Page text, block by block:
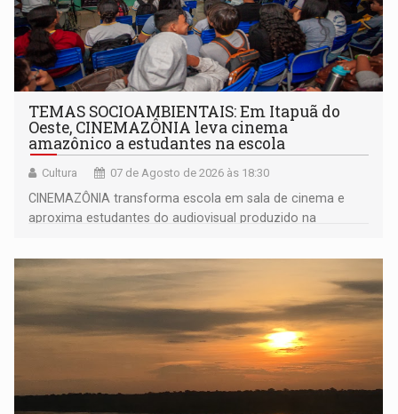
TEMAS SOCIOAMBIENTAIS: Em Itapuã do
Oeste, CINEMAZÔNIA leva cinema
amazônico a estudantes na escola
Cultura 07 de Agosto de 2026 às 18:30
CINEMAZÔNIA transforma escola em sala de cinema e
aproxima estudantes do audiovisual produzido na